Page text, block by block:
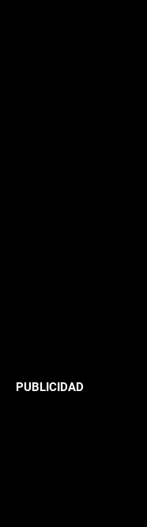
PUBLICIDAD